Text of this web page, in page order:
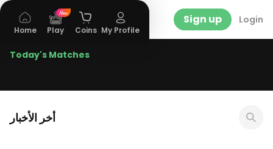
Sign up Login
Today's Matches
أخر الأخبار
Home Play Coins My Profile